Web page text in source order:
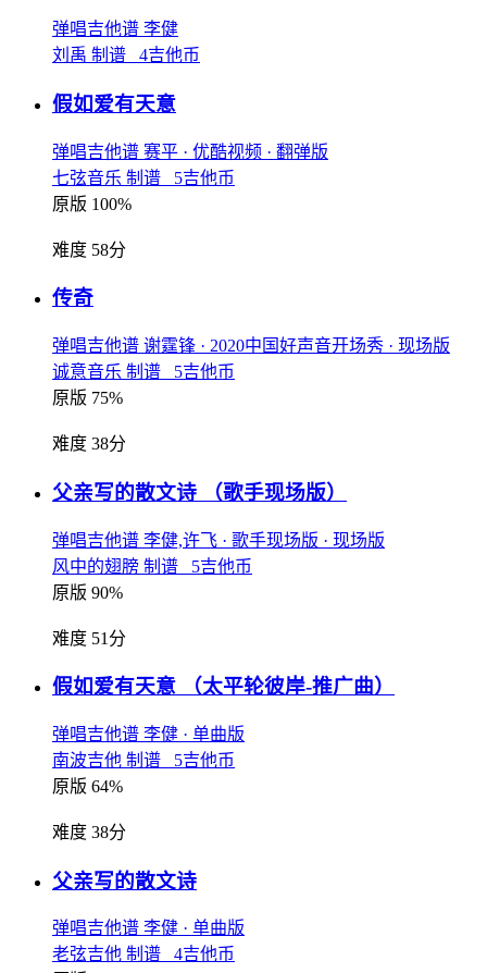
弹唱吉他谱 李健
刘禹 制谱 4吉他币
假如爱有天意
弹唱吉他谱 赛平 · 优酷视频 · 翻弹版
七弦音乐 制谱 5吉他币
原版 100%
难度 58分
传奇
弹唱吉他谱 谢霆锋 · 2020中国好声音开场秀 · 现场版
诚意音乐 制谱 5吉他币
原版 75%
难度 38分
父亲写的散文诗 （歌手现场版）
弹唱吉他谱 李健,许飞 · 歌手现场版 · 现场版
风中的翅膀 制谱 5吉他币
原版 90%
难度 51分
假如爱有天意 （太平轮彼岸-推广曲）
弹唱吉他谱 李健 · 单曲版
南波吉他 制谱 5吉他币
原版 64%
难度 38分
父亲写的散文诗
弹唱吉他谱 李健 · 单曲版
老弦吉他 制谱 4吉他币